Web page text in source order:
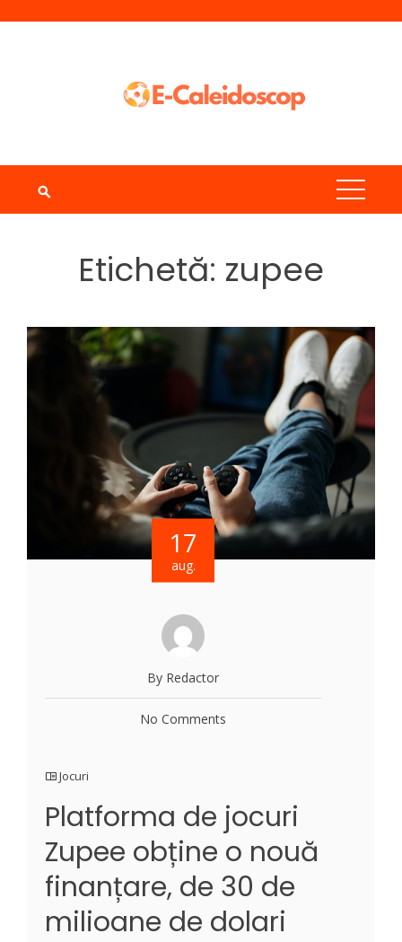
Etichetă: zupee
17
aug.
By Redactor
No Comments
Jocuri
Platforma de jocuri
Zupee obține o nouă
finanțare, de 30 de
milioane de dolari